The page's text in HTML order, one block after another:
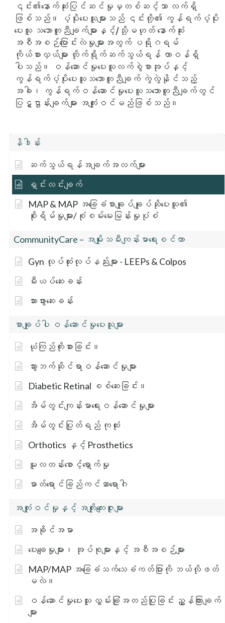
နိဒါန်း
ဆက်သွယ်ရန်အချက်အလက်များ
ရှင်းလင်းချက်
MAP & MAP အခြေခံစာချုပ်ချုပ်ဆိုပေးသူ၏
စိုးရိမ်မှုများ/စုံစမ်းမေးမြန်းမှုပုံစံ
CommunityCare – အမျိုးသမီးကျန်းမာရေးစင်တာ
Gyn လုပ်ထုံးလုပ်နည်းများ - LEEPs & Colpos
မီးယပ်ဆေးခန်း
သားဖွားဆေးခန်း
စာချုပ်ပါ ဝန်ဆောင်မှုပေးသူများ
ယုံကြည်ကိုးစားခြင်း။
သွားဘက်ဆိုင်ရာဝန်ဆောင်မှုများ
Diabetic Retinal စစ်ဆေးခြင်း။
အိမ်တွင်းကျန်းမာရေးဝန်ဆောင်မှုများ
အိမ်တွင်းပြုတ်ရည် ကုထုံး
Orthotics နှင့် Prosthetics
မူလတန်းစောင့်ရှောက်မှု
ဓာတ်ရောင်ခြည်ကင်ဆာရောဂါ
အကျုံးဝင်မှုနှင့် အကျိုးကျေးဇူးများ
အခိုင်အမာ
ပေးချေမှုများ၊ အုပ်စုများနှင့် အစီအစဉ်များ
MAP/MAP အခြေခံသက်သေခံကတ်ပြားကို ဘယ်လိုဖတ်
မလဲ။
ဝန်ဆောင်မှုပေးသူ လွှမ်းခြုံအတည်ပြုခြင်း ညွှန်ကြားချက်
များ
၎င်း၏နောက်ဆုံးပြင်ဆင်မှုမှတစ်ဆင့်သာ လက်ရှိ
ဖြစ်သည်။ ပံ့ပိုးပေးသူများသည် ၎င်းတို့၏ ကွန်ရက်ပံ့ပိုး
ပေးသူ သဘောတူညီချက်များနှင့်/သို့မဟုတ် နောက်ဆုံး
အစီအစဉ်ပြောင်းလဲမှုများအတွက် ပရိုဂရမ်
ကိုယ်စားလှယ်များ တိုက်ရိုက်ဆက်သွယ်ရန် တာဝန်ရှိ
ပါသည်။ ဝန်ဆောင်မှုပေးသူလက်စွဲစာအုပ်နှင့်
ကွန်ရက်ပံ့ပိုးပေးသူသဘောတူညီချက် ကွဲလွဲနိုင်သည့်
အခါ၊ ကွန်ရက်ဝန်ဆောင်မှုပေးသူသဘောတူညီချက်တွင်
ပြဋ္ဌာန်းချက်များ အကျုံးဝင်မည်ဖြစ်သည်။